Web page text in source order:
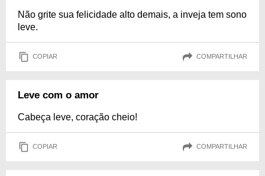
Não grite sua felicidade alto demais, a inveja tem sono
leve.
COPIAR COMPARTILHAR
Leve com o amor
Cabeça leve, coração cheio!
COPIAR COMPARTILHAR